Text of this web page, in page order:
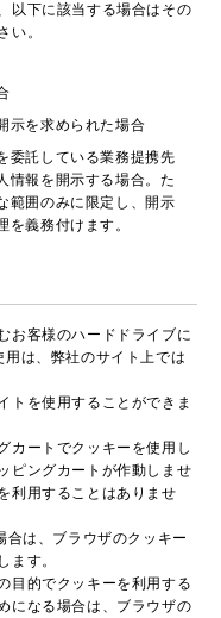
以下に該当する場合はその
い。
示を求められた場合
委託している業務提携先
情報を開示する場合。た
範囲のみに限定し、開示
義務付けます。
お客様のハードドライブに
は、弊社のサイト上では
トを使用することができま
カートでクッキーを使用し
ピングカートが作動しませ
利用することはありませ
は、ブラウザのクッキー
ます。
目的でクッキーを利用する
になる場合は、ブラウザの